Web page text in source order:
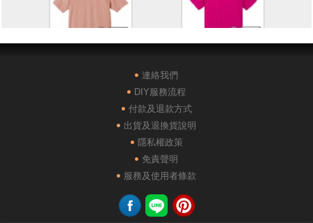
POLONE1純棉短袖POLO AG28000落肩重磅精梳棉
連絡我們
DIY服務流程
付款及退款方式
出貨及退換貨說明
隱私權政策
免責聲明
服務及使用者條款